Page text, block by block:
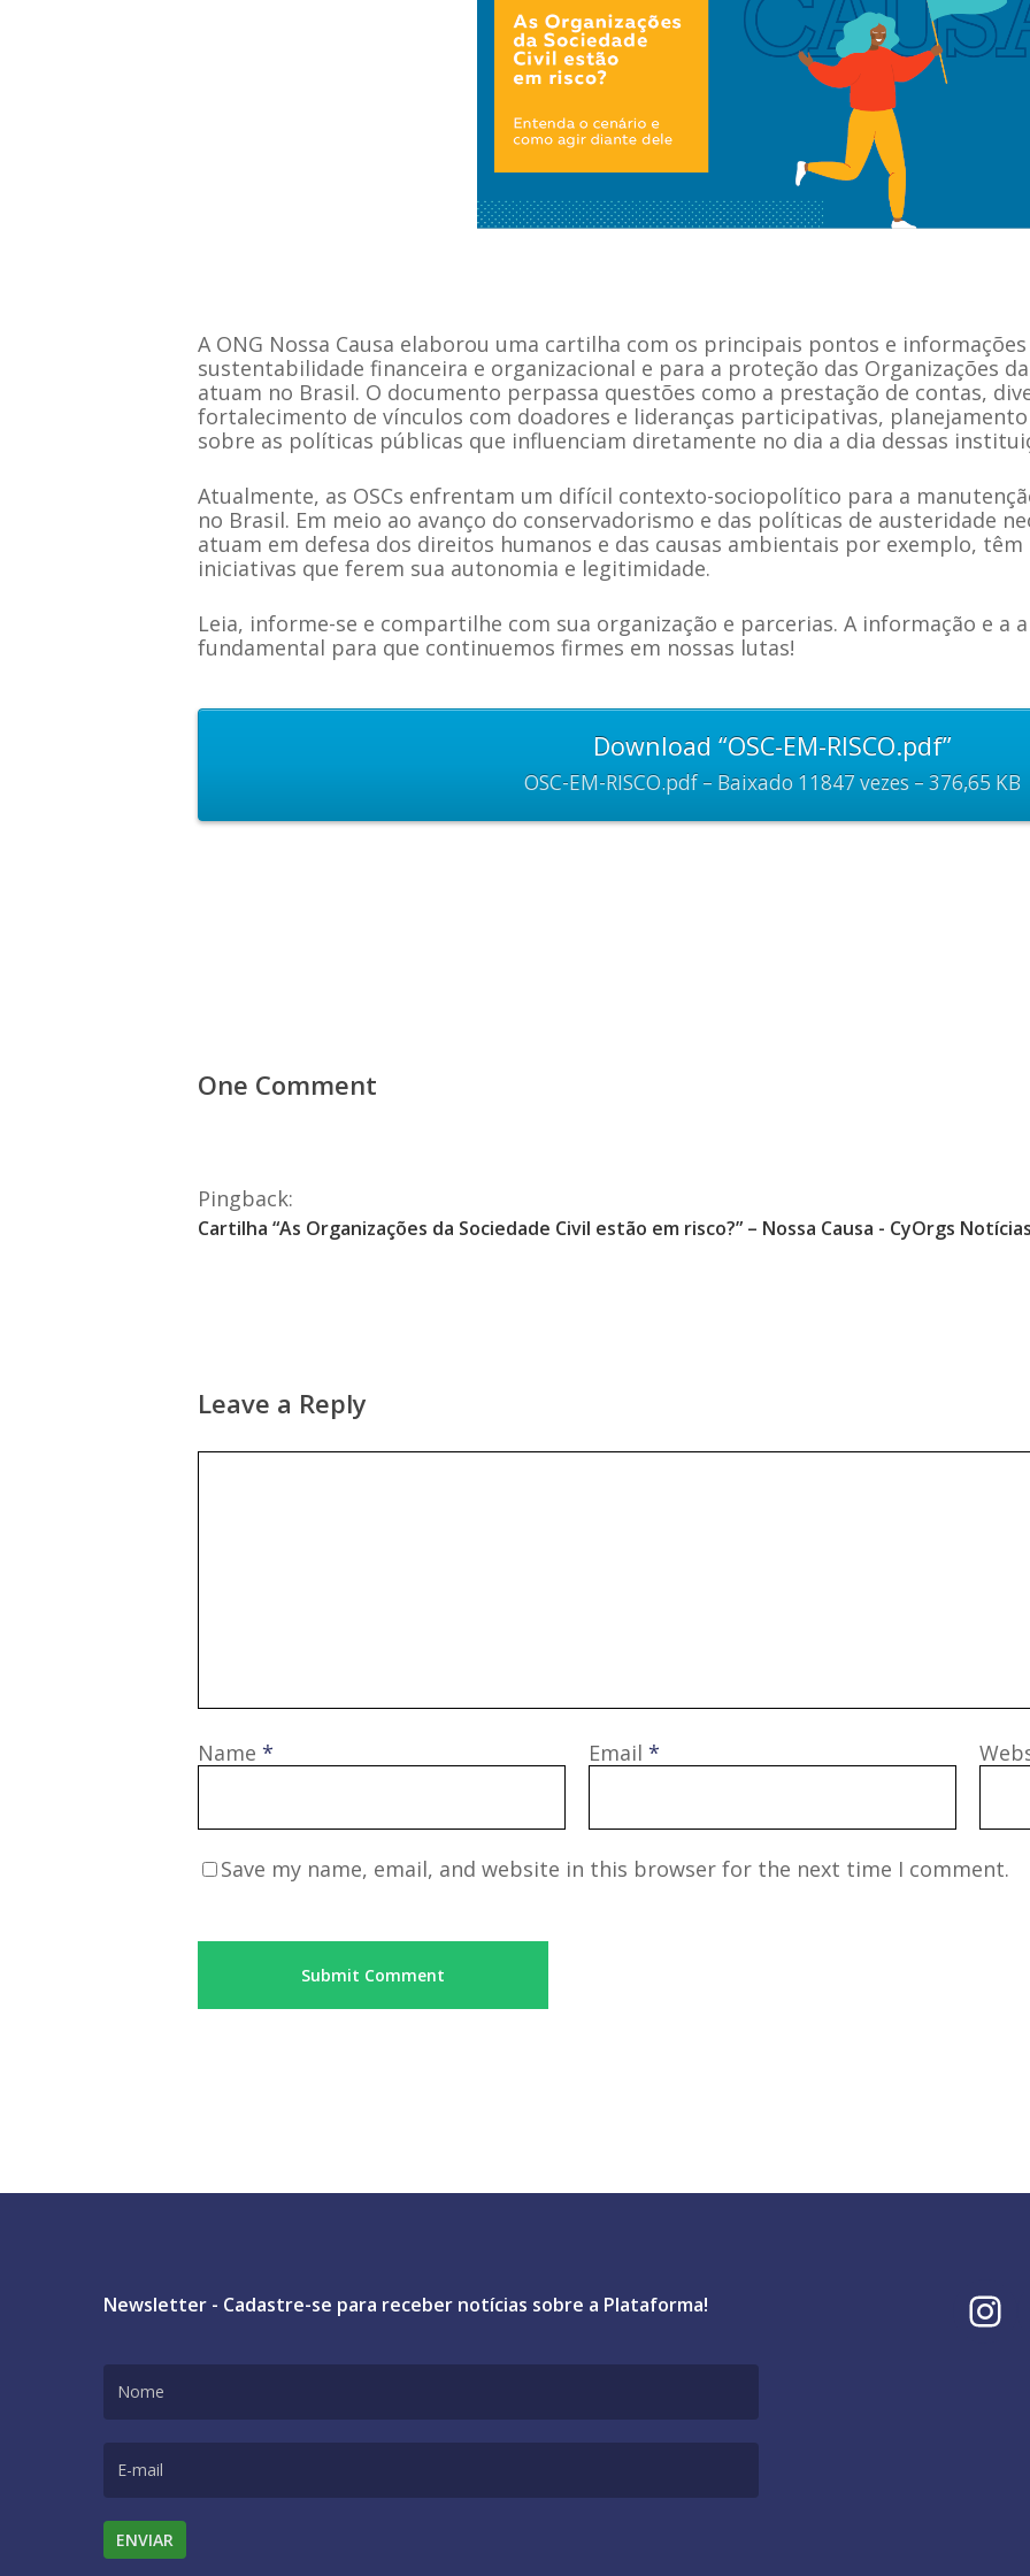
A ONG Nossa Causa elaborou uma cartilha com os principais pontos e
sustentabilidade financeira e organizacional e para a proteção das Organizações da
atuam no Brasil. O documento perpassa questões como a prestação de contas,
fortalecimento de vínculos com doadores e lideranças participativas,
sobre as políticas públicas que influenciam diretamente no dia a dia dessas
Atualmente, as OSCs enfrentam um difícil contexto-sociopolítico para a
no Brasil. Em meio ao avanço do conservadorismo e das políticas de austeridade
atuam em defesa dos direitos humanos e das causas ambientais por exemplo, têm
iniciativas que ferem sua autonomia e legitimidade.
Leia, informe-se e compartilhe com sua organização e parcerias. A informação e a
fundamental para que continuemos firmes em nossas lutas!
Download “OSC-EM-RISCO.pdf”
OSC-EM-RISCO.pdf – Baixado 11847 vezes – 376,65 KB
One Comment
Pingback:
Cartilha “As Organizações da Sociedade Civil estão em risco?” – Nossa Causa - CyOrgs
Leave a Reply
Name * Email *
Save my name, email, and website in this browser for the next time I comment.
Newsletter - Cadastre-se para receber notícias sobre a Plataforma!